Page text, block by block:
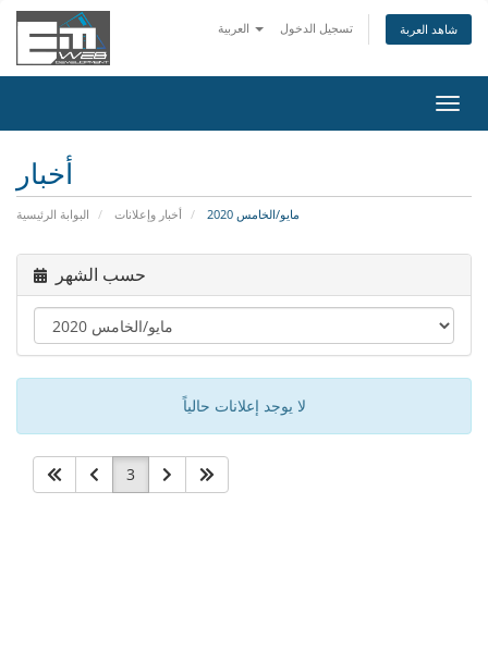
تسجيل الدخول شاهد العربة
تبديل
التنقل
أخبار
البوابة الرئيسية أخبار وإعلانات مايو/الخامس 2020
حسب الشهر
لا يوجد إعلانات حالياً
3